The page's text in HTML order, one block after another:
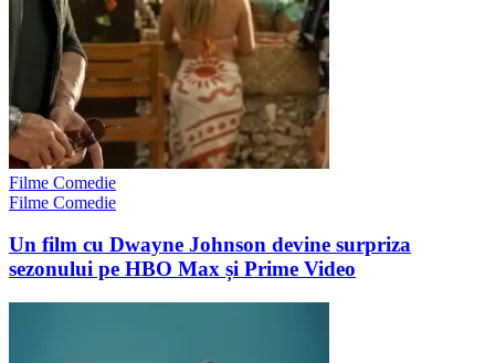
Filme Comedie
Filme Comedie
Un film cu Dwayne Johnson devine surpriza
sezonului pe HBO Max și Prime Video